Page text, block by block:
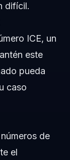
difícil.
ICE, un
este
pueda
caso
de
el